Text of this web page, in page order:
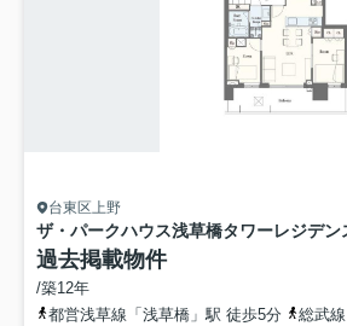
台東区上野
ザ・パークハウス浅草橋タワーレジデン
過去掲載物件
/築12年
都営浅草線「浅草橋」駅 徒歩5分
総武